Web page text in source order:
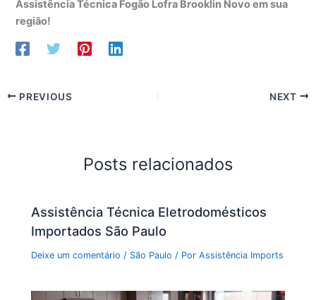
Assistência Técnica Fogão Lofra Brooklin Novo em sua
região!
PREVIOUS NEXT
Posts relacionados
Assistência Técnica Eletrodomésticos
Importados São Paulo
Deixe um comentário / São Paulo / PorAssistência Imports